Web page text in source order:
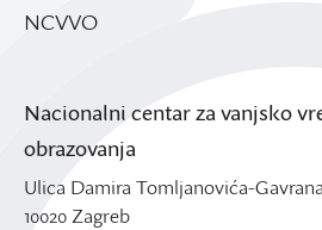
NCVVO
Nacionalni centar za vanjsko
obrazovanja
Ulica Damira Tomljanovića-Gavrana
10020 Zagreb